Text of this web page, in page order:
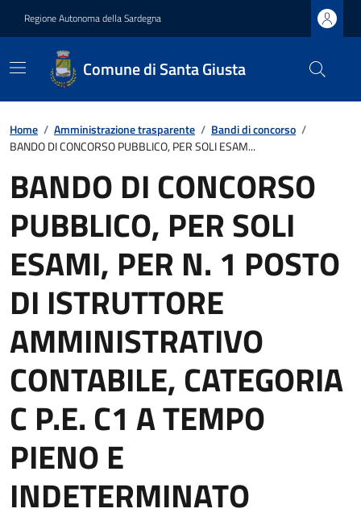
Regione Autonoma della Sardegna
Comune di Santa Giusta
Home / Amministrazione trasparente / Bandi di concorso /
BANDO DI CONCORSO PUBBLICO, PER SOLI ESAM...
BANDO DI CONCORSO
PUBBLICO, PER SOLI
ESAMI, PER N. 1 POSTO
DI ISTRUTTORE
AMMINISTRATIVO
CONTABILE, CATEGORIA
C P.E. C1 A TEMPO
PIENO E
INDETERMINATO